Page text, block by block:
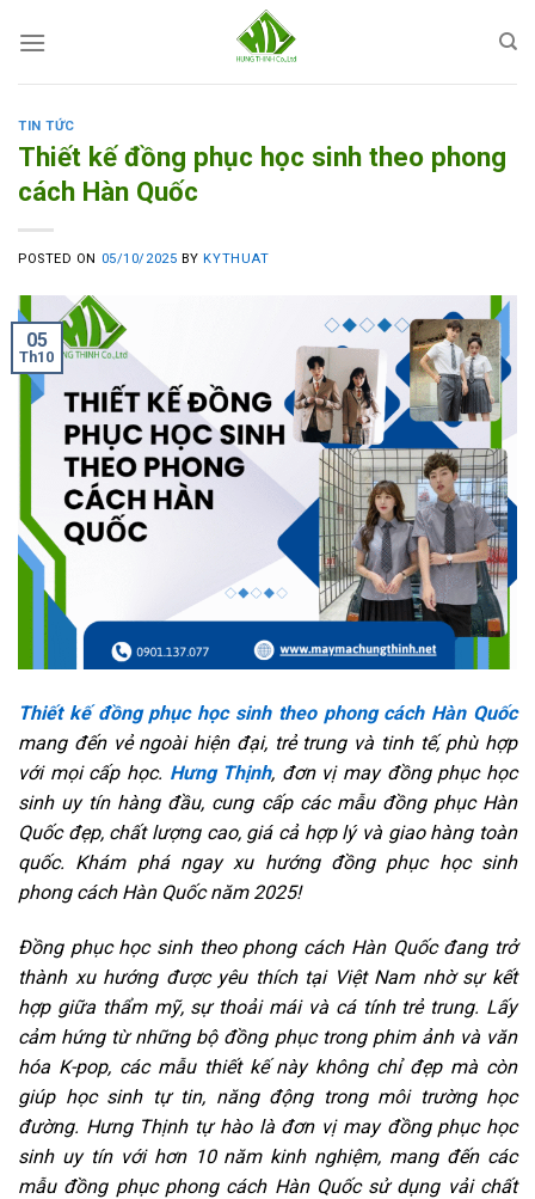
TIN TỨC
Thiết kế đồng phục học sinh theo phong
cách Hàn Quốc
POSTED ON 05/10/2025 BYKYTHUAT
05
Th10
Thiết kế đồng phục học sinh theo phong cách Hàn Quốc
mang đến vẻ ngoài hiện đại, trẻ trung và tinh tế, phù hợp
với mọi cấp học. Hưng Thịnh, đơn vị may đồng phục học
sinh uy tín hàng đầu, cung cấp các mẫu đồng phục Hàn
Quốc đẹp, chất lượng cao, giá cả hợp lý và giao hàng toàn
quốc. Khám phá ngay xu hướng đồng phục học sinh
phong cách Hàn Quốc năm 2025!
Đồng phục học sinh theo phong cách Hàn Quốc đang trở
thành xu hướng được yêu thích tại Việt Nam nhờ sự kết
hợp giữa thẩm mỹ, sự thoải mái và cá tính trẻ trung. Lấy
cảm hứng từ những bộ đồng phục trong phim ảnh và văn
hóa K-pop, các mẫu thiết kế này không chỉ đẹp mà còn
giúp học sinh tự tin, năng động trong môi trường học
đường. Hưng Thịnh tự hào là đơn vị may đồng phục học
sinh uy tín với hơn 10 năm kinh nghiệm, mang đến các
mẫu đồng phục phong cách Hàn Quốc sử dụng vải chất